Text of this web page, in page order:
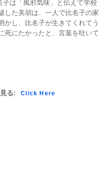
は「風邪気味」と伝えて学校
した美胡は、一人で比名子の家
かし、比名子が生きてくれてう
死にたかったと、言葉を吐いて
る: Click Here